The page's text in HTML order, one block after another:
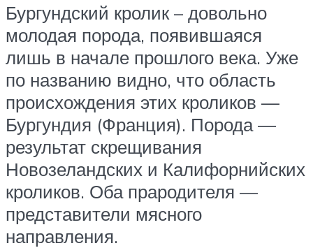
Бургундский кролик – довольно
молодая порода, появившаяся
лишь в начале прошлого века. Уже
по названию видно, что область
происхождения этих кроликов —
Бургундия (Франция). Порода —
результат скрещивания
Новозеландских и Калифорнийских
кроликов. Оба прародителя —
представители мясного
направления.